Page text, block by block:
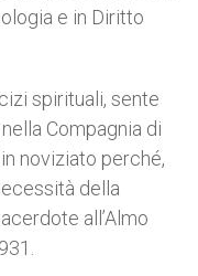
e in Diritto
spirituali, sente
Compagnia di
noviziato perché,
della
all’Almo